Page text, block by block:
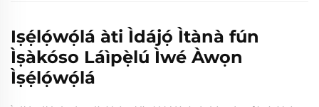
Iṣẹ́lọ́wọ́lá àti Ìdájọ́ Ìtànà fún
Ìṣàkóso Láìpẹ̀lú Ìwé Àwọn
Ìṣẹ́lọ́wọ́lá